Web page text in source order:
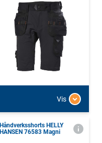
Vis
Håndverksshorts HELLY
HANSEN 76583 Magni